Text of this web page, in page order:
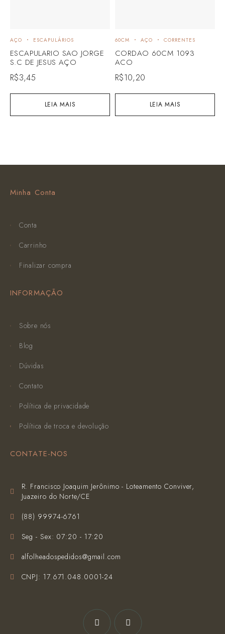
LEIA MAIS
AÇO ESCAPULÁRIOS
ESCAPULARIO SAO JORGE
S.C DE JESUS AÇO
R$3,45
LEIA MAIS
60CM AÇO CORRENTES
CORDAO 60CM 1093
ACO
R$10,20
Minha Conta
Conta
Carrinho
Finalizar compra
INFORMAÇÃO
Sobre nós
Blog
Dúvidas
Contato
Política de privacidade
Política de troca e devolução
CONTATE-NOS
R. Francisco Joaquim Jerônimo - Loteamento Conviver,
Juazeiro do Norte/CE
(‪88) 99974-6761‬
Seg - Sex: 07:20 - 17:20
alfolheadospedidos@gmail.com
CNPJ: 17.671.048.0001-24